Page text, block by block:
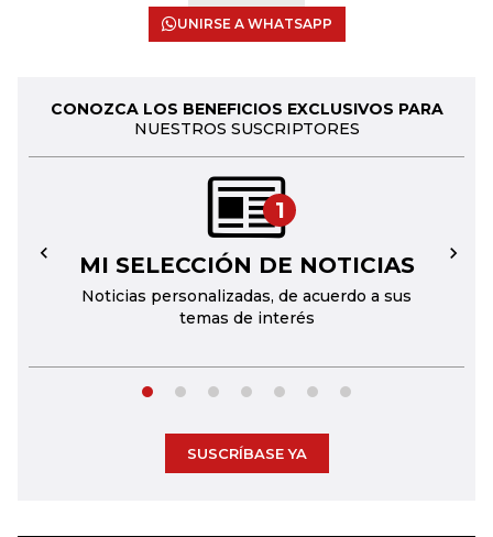
UNIRSE A WHATSAPP
CONOZCA LOS BENEFICIOS EXCLUSIVOS PARA
NUESTROS SUSCRIPTORES
1
MI SELECCIÓN DE NOTICIAS
Noticias personalizadas, de acuerdo a sus
temas de interés
← →
SUSCRÍBASE YA